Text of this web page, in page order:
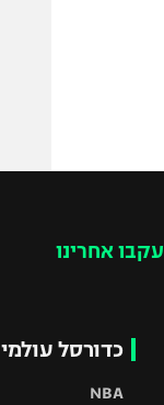
עקבו אחרינו
כדורסל עולמי
NBA